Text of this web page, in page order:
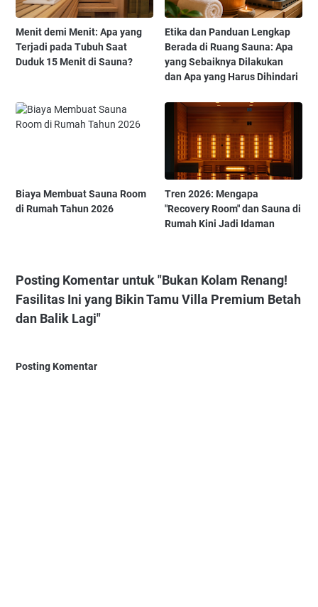
Menit demi Menit: Apa yang
Terjadi pada Tubuh Saat
Duduk 15 Menit di Sauna?
Etika dan Panduan Lengkap
Berada di Ruang Sauna: Apa
yang Sebaiknya Dilakukan
dan Apa yang Harus Dihindari
Biaya Membuat Sauna Room
di Rumah Tahun 2026
Tren 2026: Mengapa
"Recovery Room" dan Sauna di
Rumah Kini Jadi Idaman
Posting Komentar untuk "Bukan Kolam Renang!
Fasilitas Ini yang Bikin Tamu Villa Premium Betah
dan Balik Lagi"
Posting Komentar